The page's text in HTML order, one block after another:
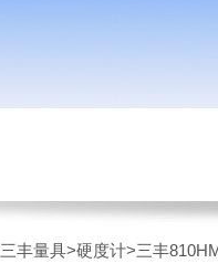
三丰量具>硬度计>三丰